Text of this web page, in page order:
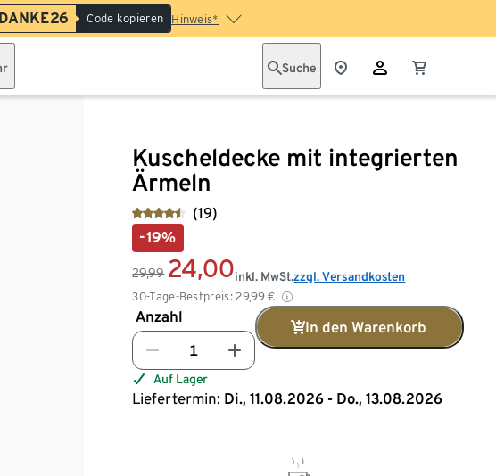
DANKE26 Code kopieren Hinweis*
Suche
Kuscheldecke mit integrierten
Ärmeln
(19)
-19%
29,99 24,00
30-Tage-Bestpreis: 29,99 €
inkl. MwSt.zzgl. Versandkosten
Anzahl
In den Warenkorb
Auf Lager
Liefertermin: Di., 11.08.2026 - Do., 13.08.2026